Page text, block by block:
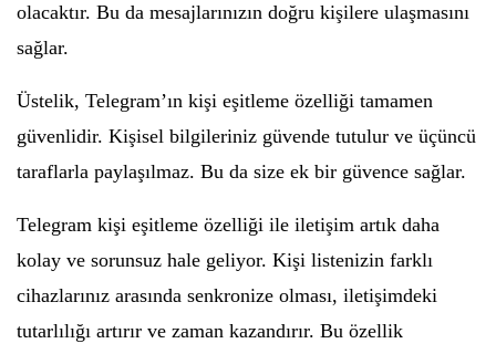
olacaktır. Bu da mesajlarınızın doğru kişilere ulaşmasını
sağlar.
Üstelik, Telegram’ın kişi eşitleme özelliği tamamen
güvenlidir. Kişisel bilgileriniz güvende tutulur ve üçüncü
taraflarla paylaşılmaz. Bu da size ek bir güvence sağlar.
Telegram kişi eşitleme özelliği ile iletişim artık daha
kolay ve sorunsuz hale geliyor. Kişi listenizin farklı
cihazlarınız arasında senkronize olması, iletişimdeki
tutarlılığı artırır ve zaman kazandırır. Bu özellik